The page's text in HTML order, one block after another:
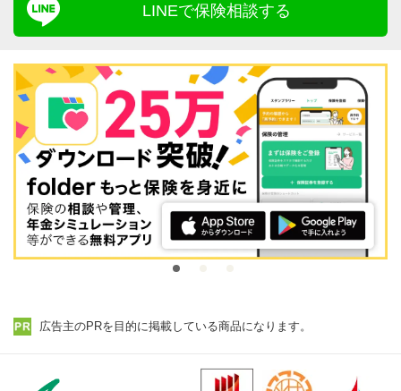
LINEで保険相談する
広告主のPRを目的に掲載している商品になります。